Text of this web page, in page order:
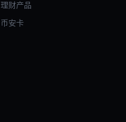
理财产品
币安卡